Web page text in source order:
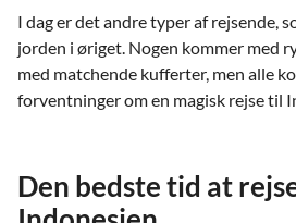
I dag er det andre typer af rejsende,
jorden i øriget. Nogen kommer med
med matchende kufferter, men alle
forventninger om en magisk rejse til
Den bedste tid at